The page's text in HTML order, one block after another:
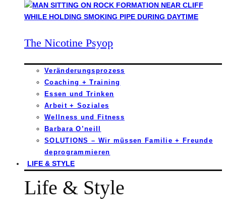
The Nicotine Psyop
Veränderungsprozess
Coaching + Training
Essen und Trinken
Arbeit + Soziales
Wellness und Fitness
Barbara O’neill
SOLUTIONS – Wir müssen Familie + Freunde
deprogrammieren
LIFE & STYLE
Life & Style